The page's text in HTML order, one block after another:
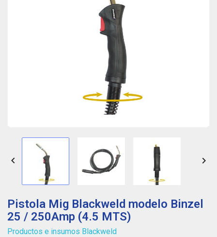
 
Pistola Mig Blackweld modelo Binzel
25 / 250Amp (4.5 MTS)
Productos e insumos Blackweld